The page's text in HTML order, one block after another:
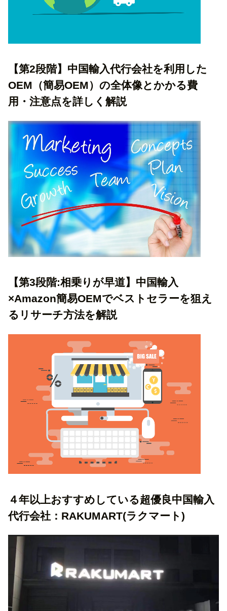
【第2段階】中国輸入代行会社を利用した
OEM（簡易OEM）の全体像とかかる費
用・注意点を詳しく解説
【第3段階:相乗りが早道】中国輸入
×Amazon簡易OEMでベストセラーを狙え
るリサーチ方法を解説
４年以上おすすめしている超優良中国輸入
代行会社：RAKUMART(ラクマート)